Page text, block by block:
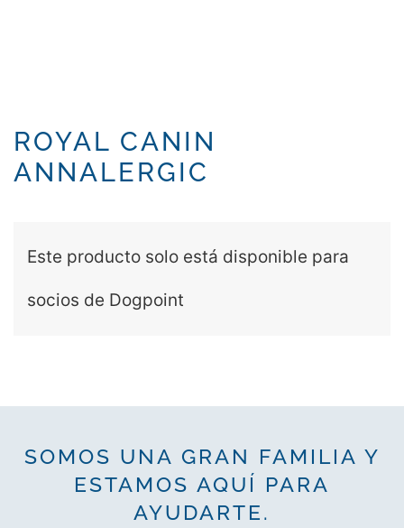
ROYAL CANIN
ANNALERGIC
Este producto solo está disponible para
socios de Dogpoint
SOMOS UNA GRAN FAMILIA Y
ESTAMOS AQUÍ PARA
AYUDARTE.